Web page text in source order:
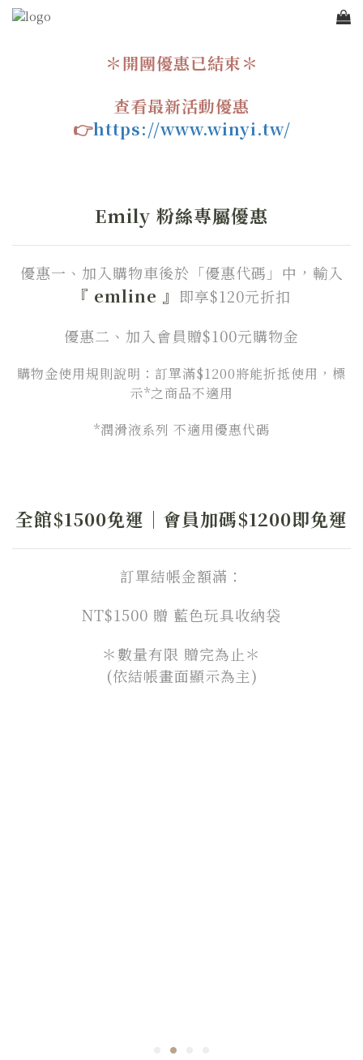
＊開團優惠已結束＊
查看最新活動優惠
👉https://www.winyi.tw/
Emily 粉絲專屬優惠
優惠一、加入購物車後於「優惠代碼」中， 輸入
『 emline 』 即享$120元折扣
優惠二、加入會員贈$100元購物金
購物金使用規則說明：訂單滿$1200將能折抵使用，標
示*之商品不適用
*潤滑液系列 不適用優惠代碼
全館$1500免運｜會員加碼$1200即免運
訂單結帳金額滿：
NT$1500 贈 藍色玩具收納袋
＊數量有限 贈完為止＊
(依結帳畫面顯示為主)